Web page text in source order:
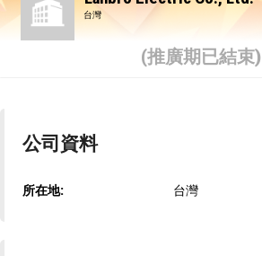
台灣
(推廣期已結束)
公司資料
所在地: 台灣